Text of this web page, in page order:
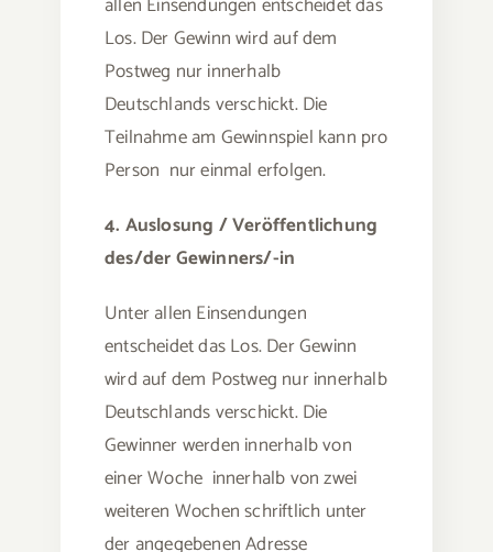
Los. Der Gewinn wird auf dem
Postweg nur innerhalb
Deutschlands verschickt. Die
Teilnahme am Gewinnspiel kann pro
Person nur einmal erfolgen.
4. Auslosung / Veröffentlichung
des/der Gewinners/-in
Unter allen Einsendungen
entscheidet das Los. Der Gewinn
wird auf dem Postweg nur innerhalb
Deutschlands verschickt. Die
Gewinner werden innerhalb von
einer Woche innerhalb von zwei
weiteren Wochen schriftlich unter
der angegebenen Adresse